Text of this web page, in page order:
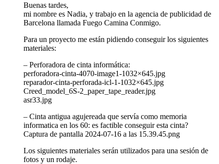
Buenas tardes,
mi nombre es Nadia, y trabajo en la agencia de publicidad de
Barcelona llamada Fuego Camina Conmigo.
Para un proyecto me están pidiendo conseguir los siguientes
materiales:
– Perforadora de cinta informática:
perforadora-cinta-4070-image1-1032×645.jpg
reparador-cinta-perforada-icl-1-1032×645.jpg
Creed_model_6S-2_paper_tape_reader.jpg
asr33.jpg
– Cinta antigua agujereada que servía como memoria
informatica en los 60: es factible conseguir esta cinta?
Captura de pantalla 2024-07-16 a las 15.39.45.png
Los siguientes materiales serán utilizados para una sesión de
fotos y un rodaje.